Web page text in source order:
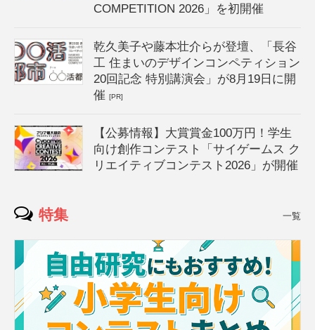
COMPETITION 2026」を初開催
乾久美子や藤本壮介らが登壇、「長谷
工 住まいのデザインコンペティション
20回記念 特別講演会」が8月19日に開
催[PR]
【公募情報】大賞賞金100万円！学生
向け創作コンテスト「サイゲームス ク
リエイティブコンテスト2026」が開催
特集 一覧